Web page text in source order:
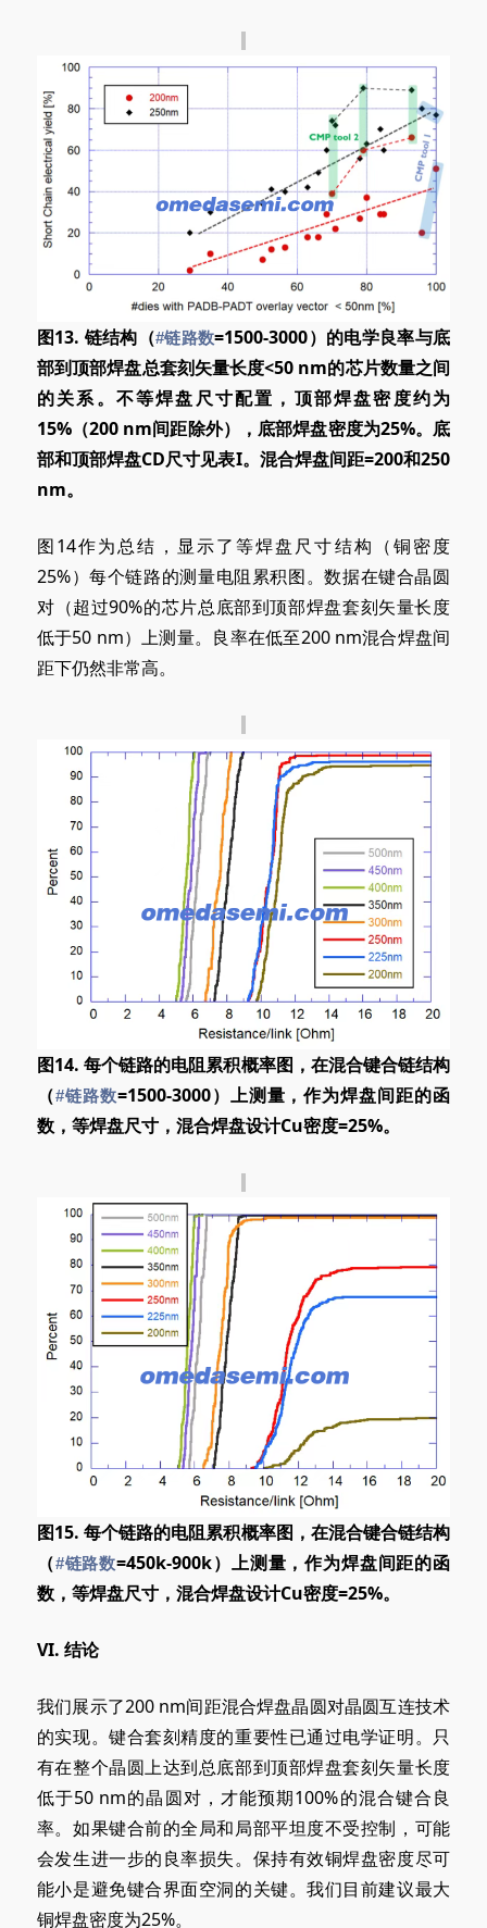
图13. 链结构（#链路数=1500-3000）的电学良率与底
部到顶部焊盘总套刻矢量长度<50 nm的芯片数量之间
的关系。不等焊盘尺寸配置，顶部焊盘密度约为
15%（200 nm间距除外），底部焊盘密度为25%。底
部和顶部焊盘CD尺寸见表I。混合焊盘间距=200和250
nm。
图14作为总结，显示了等焊盘尺寸结构（铜密度
25%）每个链路的测量电阻累积图。数据在键合晶圆
对（超过90%的芯片总底部到顶部焊盘套刻矢量长度
低于50 nm）上测量。良率在低至200 nm混合焊盘间
距下仍然非常高。
图14. 每个链路的电阻累积概率图，在混合键合链结构
（#链路数=1500-3000）上测量，作为焊盘间距的函
数，等焊盘尺寸，混合焊盘设计Cu密度=25%。
图15. 每个链路的电阻累积概率图，在混合键合链结构
（#链路数=450k-900k）上测量，作为焊盘间距的函
数，等焊盘尺寸，混合焊盘设计Cu密度=25%。
VI. 结论
我们展示了200 nm间距混合焊盘晶圆对晶圆互连技术
的实现。键合套刻精度的重要性已通过电学证明。只
有在整个晶圆上达到总底部到顶部焊盘套刻矢量长度
低于50 nm的晶圆对，才能预期100%的混合键合良
率。如果键合前的全局和局部平坦度不受控制，可能
会发生进一步的良率损失。保持有效铜焊盘密度尽可
能小是避免键合界面空洞的关键。我们目前建议最大
铜焊盘密度为25%。